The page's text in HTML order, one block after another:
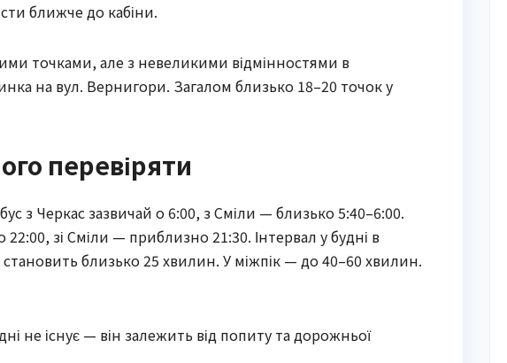
ближче до кабіни.
точками, але з невеликими відмінностями в
на вул. Вернигори. Загалом близько 18–20 точок у
перевіряти
з Черкас зазвичай о 6:00, з Сміли — близько 5:40–6:00.
зі Сміли — приблизно 21:30. Інтервал у будні в
становить близько 25 хвилин. У міжпік — до 40–60 хвилин.
не існує — він залежить від попиту та дорожньої